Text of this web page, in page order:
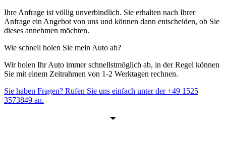
Ihre Anfrage ist völlig unverbindlich. Sie erhalten nach Ihrer
Anfrage ein Angebot von uns und können dann entscheiden, ob Sie
dieses annehmen möchten.
Wie schnell holen Sie mein Auto ab?
Wir holen Ihr Auto immer schnellstmöglich ab, in der Regel können
Sie mit einem Zeitrahmen von 1-2 Werktagen rechnen.
Sie haben Fragen? Rufen Sie uns einfach unter der+49 1525
3573849 an.